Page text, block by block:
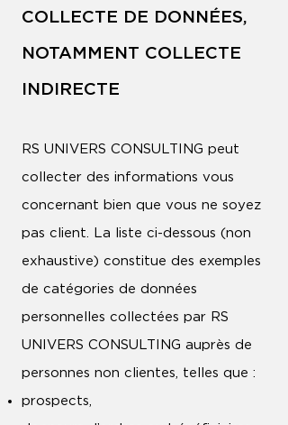
COLLECTE DE DONNÉES,
NOTAMMENT COLLECTE
INDIRECTE
RS UNIVERS CONSULTING peut
collecter des informations vous
concernant bien que vous ne soyez
pas client. La liste ci-dessous (non
exhaustive) constitue des exemples
de catégories de données
personnelles collectées par RS
UNIVERS CONSULTING auprès de
personnes non clientes, telles que :
prospects,